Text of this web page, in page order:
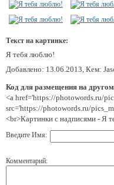
Текст на картинке:
Я тебя люблю!
Добавлено: 13.06.2013, Кем:
Код для размещения на другом
<a href='https://photowords.ru/
src='https://photowords.ru/
<br>Картинки с надписями - Я
Введите Имя:
Комментарий: